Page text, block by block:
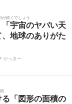
が続くでしょう
「宇宙のヤバい天
地球のありがた
かっきー
「図形の面積の